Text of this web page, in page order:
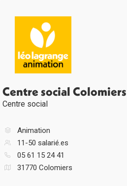
Centre social Colomiers
Centre social
Animation
11-50 salarié.es
05 61 15 24 41
31770 Colomiers